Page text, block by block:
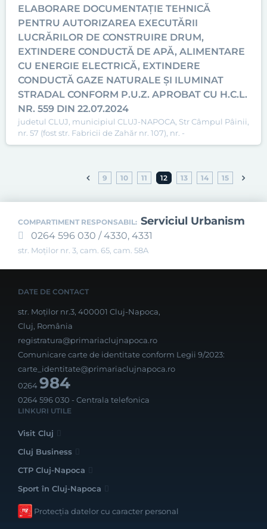
ELABORARE DOCUMENTAȚIE TEHNICĂ
PENTRU AUTORIZAREA EXECUTĂRII
LUCRĂRILOR DE CONSTRUIRE DRUM,
EXTINDERE CONDUCTĂ DE APĂ, ALIMENTARE
CU ENERGIE ELECTRICĂ, EXTINDERE
CONDUCTĂ GAZE NATURALE ȘI ILUMINAT
STRADAL CONFORM P.U.Z. APROBAT CU H.C.L.
NR. 559 DIN 22.07.2024
judetul CLUJ, municipiul CLUJ-NAPOCA, Str Câmpul Pâinii,
nr. 57 (fost str. Fabricii de Zahăr nr. 107), nr. -
9 10 11 12 13 14 15
COMPARTIMENT RESPONSABIL: Serviciul Urbanism
0264 596 030 / 4330, 4331
str. Moților nr. 3, cam. 65, cam. 58A
DATE DE CONTACT
str. Moților nr.3, 400001 Cluj-Napoca,
Cluj, România
registratura@primariaclujnapoca.ro
Comunicare carte de identitate conform Legii 9/2023:
carte_identitate@primariaclujnapoca.ro
0264984
0264 596 030 - Centrala telefonica
LINKURI UTILE
Visit Cluj
Cluj Business
CTP Cluj-Napoca
Sport în Cluj-Napoca
Protecția datelor cu caracter personal